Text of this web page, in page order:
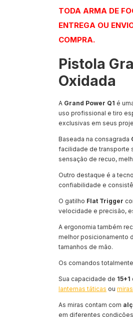
TODA ARMA DE
ENTREGA OU
COMPRA.
Pistola
Oxidada
A Grand Power Q1 é
uso profissional e tiro
exclusivas em seus
Baseada na consagrada
facilidade de transporte
sensação de recuo,
Outro destaque é a
confiabilidade e
O gatilho Flat Trigger
velocidade e precisão,
A ergonomia também
melhor posicionamento
tamanhos de mão.
Os comandos totalmente
Sua capacidade de
lanternas táticas ou
As miras contam com
em diferentes